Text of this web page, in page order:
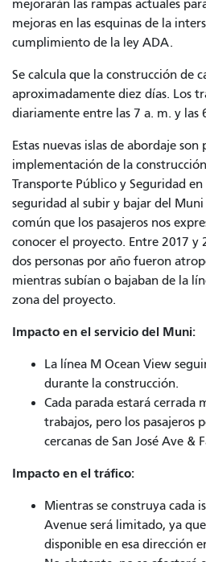
mejorarán las rampas actuales
mejoras en las esquinas de la
cumplimiento de la ley ADA.
Se calcula que la construcción de
aproximadamente diez días. Los
diariamente entre las 7 a. m. y las
Estas nuevas islas de abordaje son
implementación de la
Transporte Público y Seguridad
seguridad al subir y bajar del
común que los pasajeros nos
conocer el proyecto. Entre 2017 y
dos personas por año fueron
mientras subían o bajaban de la
zona del proyecto.
Impacto en el servicio del Muni:
La línea M Ocean View
durante la construcción.
Cada parada estará cerrada
trabajos, pero los pasajeros
cercanas de San José Ave &
Impacto en el tráfico:
Mientras se construya cada
Avenue será limitado, ya
disponible en esa dirección